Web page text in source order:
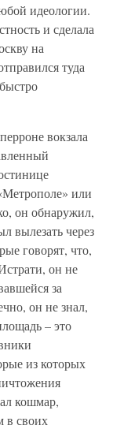
идеологии.
и сделала
на
туда
вокзала
или
он обнаружил,
вылезать через
говорят, что,
он не
за
он не знал,
– это
из которых
кошмар,
в своих